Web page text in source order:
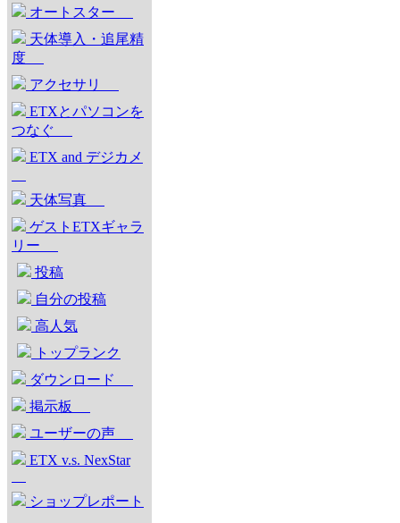
オートスター
天体導入・追尾精
度
アクセサリ
ETXとパソコンを
つなぐ
ETX and デジカメ
天体写真
ゲストETXギャラ
リー
投稿
自分の投稿
高人気
トップランク
ダウンロード
掲示板
ユーザーの声
ETX v.s. NexStar
ショップレポート